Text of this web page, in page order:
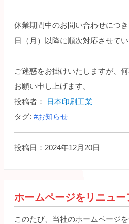
休業期間中のお問い合わせにつ
日（月）以降に順次対応させてい
ご迷惑をお掛けいたしますが、
お願い申し上げます。
投稿者：
日本印刷工業
タグ: #お知らせ
投稿日：2024年12月20日
ホームページをリニュー
このたび、当社のホームページ